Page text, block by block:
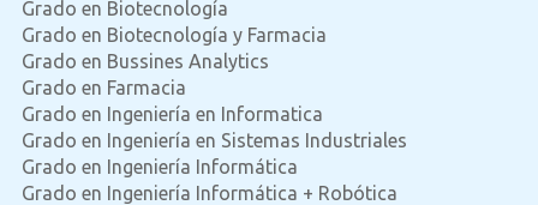
Grado en Biotecnología
Grado en Biotecnología y Farmacia
Grado en Bussines Analytics
Grado en Farmacia
Grado en Ingeniería en Informatica
Grado en Ingeniería en Sistemas Industriales
Grado en Ingeniería Informática
Grado en Ingeniería Informática + Robótica